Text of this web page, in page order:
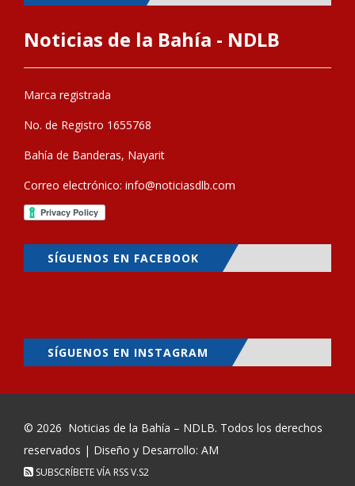
Noticias de la Bahía - NDLB
Marca registrada
No. de Registro 1655768
Bahía de Banderas, Nayarit
Correo electrónico: info@noticiasdlb.com
SÍGUENOS EN FACEBOOK
SÍGUENOS EN INSTAGRAM
© 2026 Noticias de la Bahía – NDLB. Todos los derechos
reservados | Diseño y Desarrollo: AM
SUBSCRÍBETE VÍA RSSV.S2